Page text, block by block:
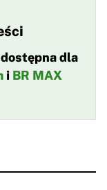
dla
i BR MAX